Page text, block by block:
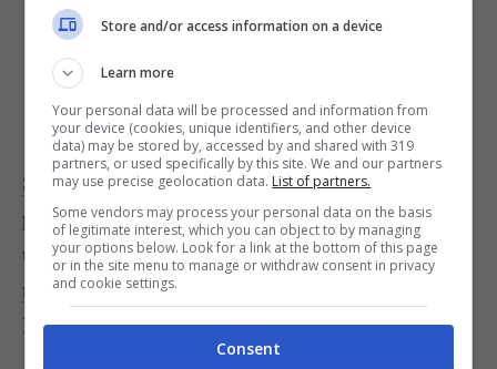
Togli dal forno, fai raffreddare, poi
direttamente nel recipiente di cottura.
Se ti piacciono i budini in generale, e in
particolare di ricotta, puoi preparare anche
un’altra sfiziosa versione,quella delicata con le
mandorle.
Foto diTheGirlsNY
Store and/or access information on a device
Learn more
Your personal data will be processed and information from
your device (cookies, unique identifiers, and other device
data) may be stored by, accessed by and shared with 319
partners, or used specifically by this site. We and our partners
may use precise geolocation data. List of partners.
Some vendors may process your personal data on the basis
of legitimate interest, which you can object to by managing
your options below. Look for a link at the bottom of this page
or in the site menu to manage or withdraw consent in privacy
and cookie settings.
Consent